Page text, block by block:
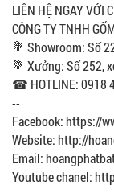
LIÊN HỆ NGAY VỚI
CÔNG TY TNHH
💐 Showroom: Số
💐 Xưởng: Số 252,
☎ HOTLINE: 0918
--
Facebook: https://
Website: http://
Email:
Youtube chanel: